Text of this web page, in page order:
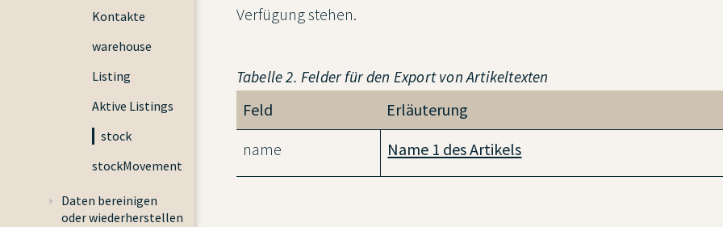
Kontakte
warehouse
Listing
Aktive Listings
stock
stockMovement
Daten bereinigen
oder wiederherstellen
Verfügung stehen.
Tabelle 2. Felder für den Export von Artikeltexten
Feld
Erläuterung
name
Name 1 des Artikels